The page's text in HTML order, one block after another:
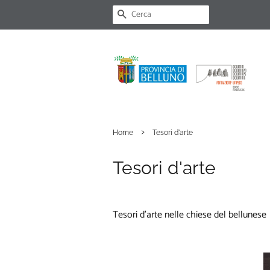
CERCA
Home › Tesori d'arte
Tesori d'arte
Tesori d’arte nelle chiese del bellunese